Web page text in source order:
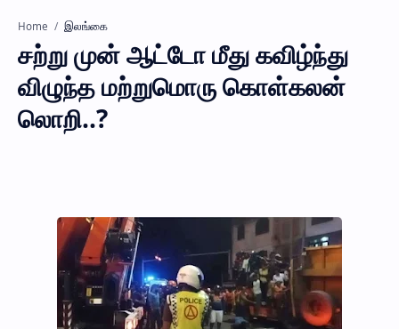
Home இலங்கை
சற்று முன் ஆட்டோ மீது கவிழ்ந்து
விழுந்த மற்றுமொரு கொள்கலன்
லொறி..?